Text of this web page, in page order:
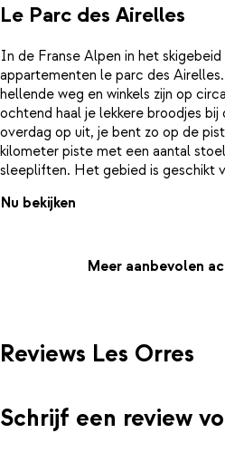
Le Parc des Airelles
In de Franse Alpen in het
appartementen le parc des
hellende weg en winkels zijn op
ochtend haal je lekkere broodjes
overdag op uit, je bent zo op de
kilometer piste met een aantal
sleepliften. Het gebied is geschikt
er vaak in dit gebied, maar het
heftig.
Nu bekijken
Meer aanbevolen
Reviews Les Orres
Schrijf een review